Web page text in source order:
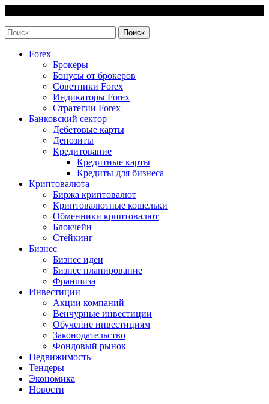
content
Найти:
Forex
Брокеры
Бонусы от брокеров
Советники Forex
Индикаторы Forex
Стратегии Forex
Банковский сектор
Дебетовые карты
Депозиты
Кредитование
Кредитные карты
Кредиты для бизнеса
Криптовалюта
Биржа криптовалют
Криптовалютные кошельки
Обменники криптовалют
Блокчейн
Стейкинг
Бизнес
Бизнес идеи
Бизнес планирование
Франшиза
Инвестиции
Акции компаний
Венчурные инвестиции
Обучение инвестициям
Законодательство
Фондовый рынок
Недвижимость
Тендеры
Экономика
Новости